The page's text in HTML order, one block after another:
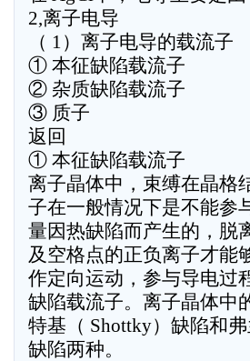
2,离子电导
（ 1）离子电导的载流子
① 本征缺陷载流子
② 杂质缺陷载流子
③ 质子
返回
① 本征缺陷载流子
离子晶体中，束缚在晶格
子在一般情况下是不能参
量因热缺陷而产生的，脱
及空格点的正负离子才能
作定向运动，参与导电过
缺陷载流子。离子晶体中
特基（ Shottky）缺陷和弗
缺陷两种。